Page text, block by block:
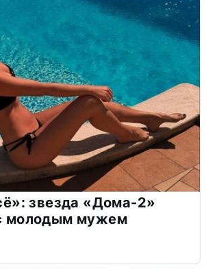
звезда «Дома-2»
молодым мужем